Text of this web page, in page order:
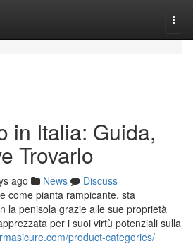
in Italia: Guida,
Trovarlo
ago News
Discuss
come pianta rampicante, sta
la penisola grazie alle sue proprietà
per i suoi virtù potenziali sulla
product-categories/